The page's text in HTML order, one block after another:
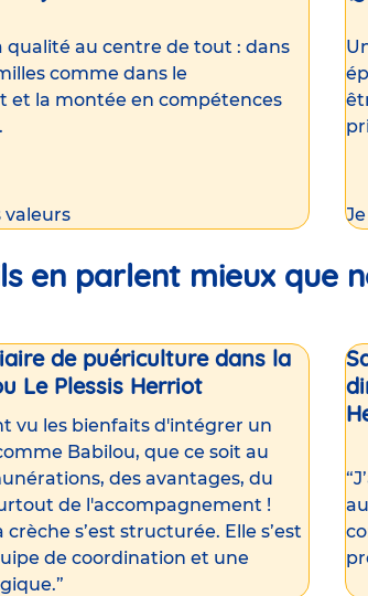
qualité au centre de tout : dans
comme dans le
et la montée en compétences
valeurs
en parlent mieux que
de puériculture dans la
Le Plessis Herriot
vu les bienfaits d'intégrer un
Babilou, que ce soit au
des avantages, du
de l'accompagnement !
crèche s’est structurée. Elle s’est
de coordination et une